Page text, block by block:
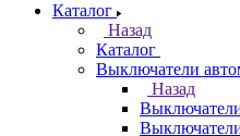
Каталог
Назад
Каталог
Выключатели
Назад